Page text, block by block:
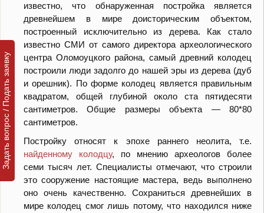
известно, что обнаруженная постройка является
древнейшем в мире доисторическим объектом,
построенный исключительно из дерева. Как стало
известно СМИ от самого директора археологического
центра Оломоуцкого района, самый древний колодец
построили люди задолго до нашей эры из дерева (дуб
и орешник). По форме колодец является правильным
квадратом, общей глубиной около ста пятидесяти
сантиметров. Общие размеры объекта — 80*80
сантиметров.
Постройку относят к эпохе раннего неолита, т.е.
найденному колодцу, по мнению археологов более
семи тысяч лет. Специалисты отмечают, что строили
это сооружение настоящие мастера, ведь выполнено
оно очень качественно. Сохраниться древнейших в
мире колодец смог лишь потому, что находился ниже
Задать вопрос / Подать заявку